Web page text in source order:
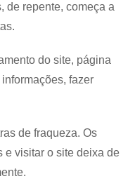
de repente, começa a
do site, página
fazer
de fraqueza. Os
e visitar o site deixa de